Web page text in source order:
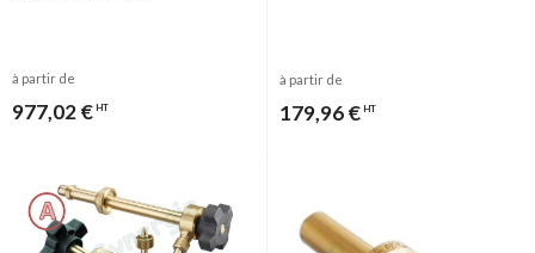
à partir de
977,02 € HT
à partir de
179,96 € HT